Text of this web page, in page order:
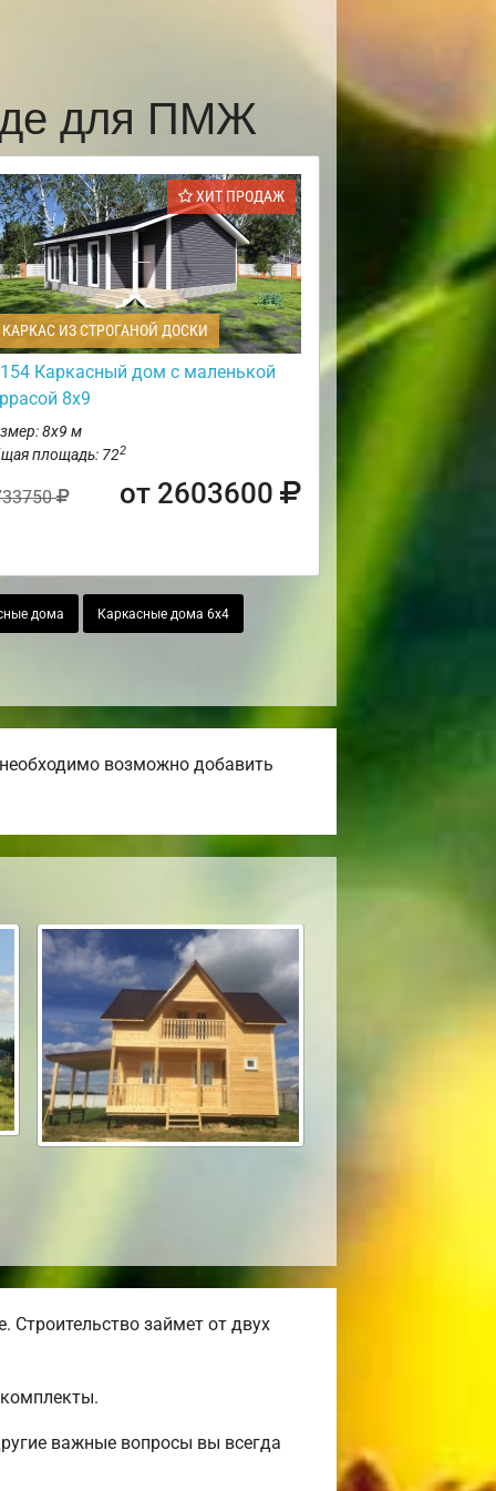
для ПМЖ
ХИТ ПРОДАЖ
ИЗ СТРОГАНОЙ ДОСКИ
Каркасный дом с маленькой
8х9
8х9 м
площадь: 722
от 2603600
дома Каркасные дома 6х4
возможно добавить
займет от двух
важные вопросы вы всегда